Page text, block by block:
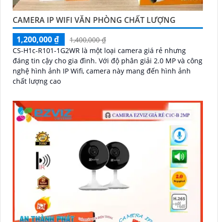
CAMERA IP WIFI VĂN PHÒNG CHẤT LƯỢNG
1,200,000 ₫
1,400,000 ₫
CS-H1c-R101-1G2WR là một loại camera giá rẻ nhưng
đáng tin cậy cho gia đình. Với độ phân giải 2.0 MP và công
nghệ hình ảnh IP Wifi, camera này mang đến hình ảnh
chất lượng cao